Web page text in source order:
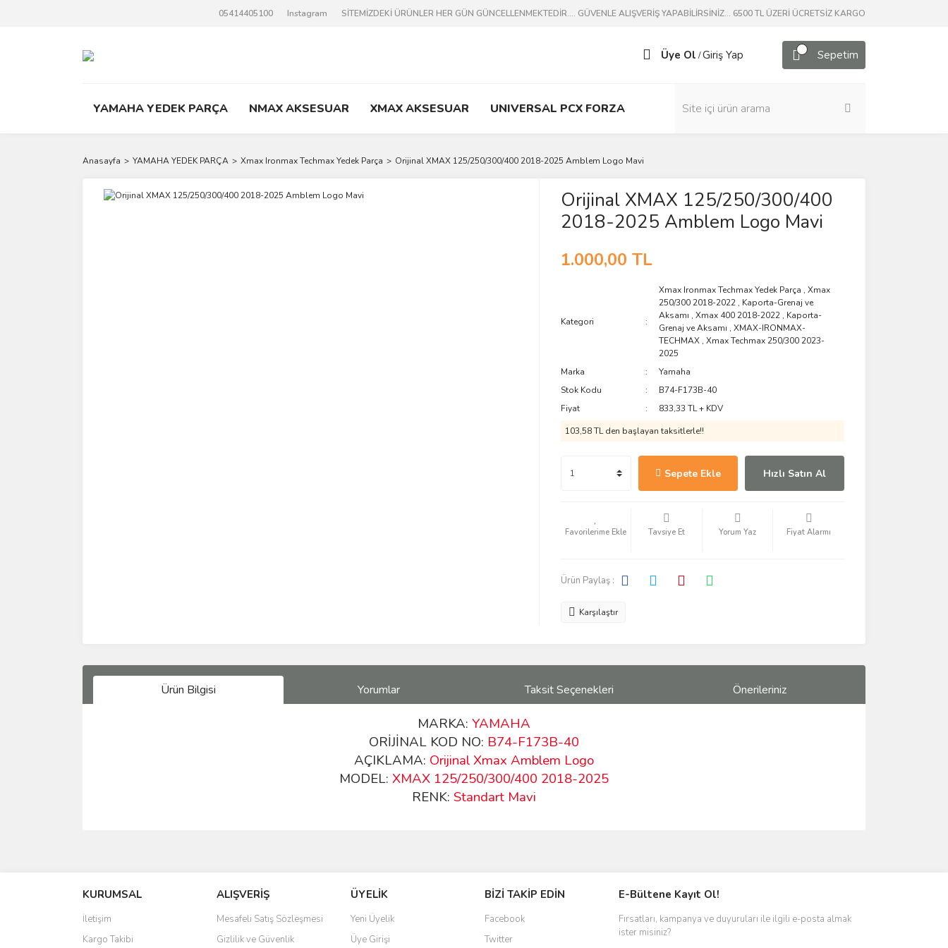
05414405100 Instagram SİTEMİZDEKİ ÜRÜNLER HER GÜN GÜNCELLENMEKTEDİR.... GÜVENLE ALIŞVERİŞ YAPABİLİRSİNİZ... 6500 TL ÜZERİ ÜCRETSİZ KARGO
Üye Ol /Giriş Yap Sepetim
YAMAHA YEDEK PARÇA NMAX AKSESUAR XMAX AKSESUAR UNIVERSAL PCX FORZA
Anasayfa YAMAHA YEDEK PARÇA Xmax Ironmax Techmax Yedek Parça Orijinal XMAX 125/250/300/400 2018-2025 Amblem Logo Mavi
Orijinal XMAX 125/250/300/400
2018-2025 Amblem Logo Mavi
1.000,00 TL
Kategori
Xmax Ironmax Techmax Yedek Parça ,Xmax
250/300 2018-2022 , Kaporta-Grenaj ve
Aksamı ,Xmax 400 2018-2022 , Kaporta-
Grenaj ve Aksamı ,XMAX-IRONMAX-
TECHMAX ,Xmax Techmax 250/300 2023-
2025
Marka
Yamaha
Stok Kodu
B74-F173B-40
Fiyat
833,33 TL + KDV
103,58 TL den başlayan taksitlerle!!
Sepete Ekle Hızlı Satın Al
Tavsiye Et Yorum Yaz Fiyat Alarmı
Ürün Paylaş :
Karşılaştır
Ürün Bilgisi Yorumlar Taksit Seçenekleri Önerileriniz
MARKA: YAMAHA
ORİJİNAL KOD NO: B74-F173B-40
AÇIKLAMA: Orijinal Xmax Amblem Logo
MODEL: XMAX 125/250/300/400 2018-2025
RENK: Standart Mavi
Ürün resmi kalitesiz, bozuk veya görüntülenemiyor.
Ürün açıklamasında eksik bilgiler bulunuyor.
Ürün bilgilerinde hatalar bulunuyor.
KURUMSAL
İletişim
Kargo Takibi
ALIŞVERİŞ
Mesafeli Satış Sözleşmesi
Gizlilik ve Güvenlik
ÜYELİK
Yeni Üyelik
Üye Girişi
BİZİ TAKİP EDİN
Facebook
Twitter
E-Bültene Kayıt Ol!
Fırsatları, kampanya ve duyuruları ile ilgili e-posta almak
ister misiniz?